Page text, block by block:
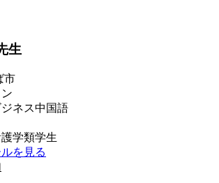
生
市
ネス中国語
学類学生
を見る